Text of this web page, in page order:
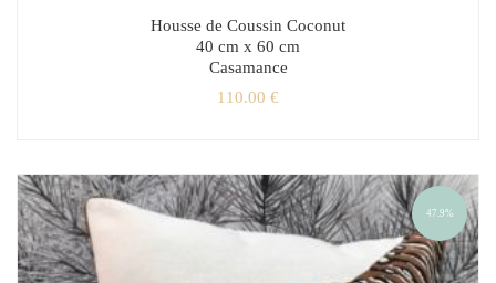
Housse de Coussin Coconut
40 cm x 60 cm
Casamance
110.00 €
47.9%